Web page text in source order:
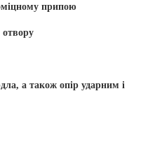
припою
а також опір ударним і